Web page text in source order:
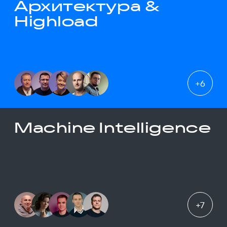
Архитектура &
Highload
+6
Machine Intelligence
+7